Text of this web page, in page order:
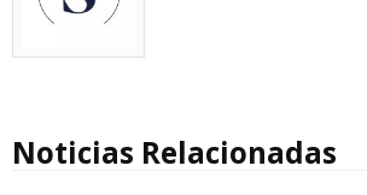
Noticias Relacionadas